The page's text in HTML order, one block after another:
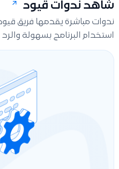
شاهد ندوات قيود
ندوات مباشرة يقدمها فريق
استخدام البرنامج بسهولة